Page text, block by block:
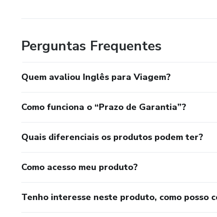
Perguntas Frequentes
Quem avaliou Inglês para Viagem?
Como funciona o “Prazo de Garantia”?
Quais diferenciais os produtos podem ter?
Como acesso meu produto?
Tenho interesse neste produto, como posso